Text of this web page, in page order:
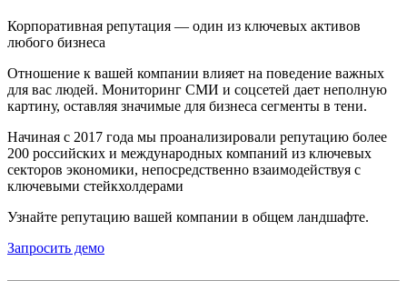
Корпоративная репутация — один из ключевых активов
любого бизнеса
Отношение к вашей компании влияет на поведение важных
для вас людей. Мониторинг СМИ и соцсетей дает неполную
картину, оставляя значимые для бизнеса сегменты в тени.
Начиная с 2017 года мы проанализировали репутацию более
200 российских и международных компаний из ключевых
секторов экономики, непосредственно взаимодействуя с
ключевыми стейкхолдерами
Узнайте репутацию вашей компании в общем ландшафте.
Запросить демо